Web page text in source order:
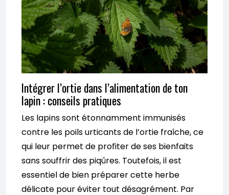
Intégrer l’ortie dans l’alimentation de ton
lapin : conseils pratiques
Les lapins sont étonnamment immunisés
contre les poils urticants de l’ortie fraîche, ce
qui leur permet de profiter de ses bienfaits
sans souffrir des piqûres. Toutefois, il est
essentiel de bien préparer cette herbe
délicate pour éviter tout désagrément. Par